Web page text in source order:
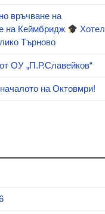
връчване на
на Кеймбридж
Хотел
Търново
ОУ „П.Р.Славейков“
на Октовмри!